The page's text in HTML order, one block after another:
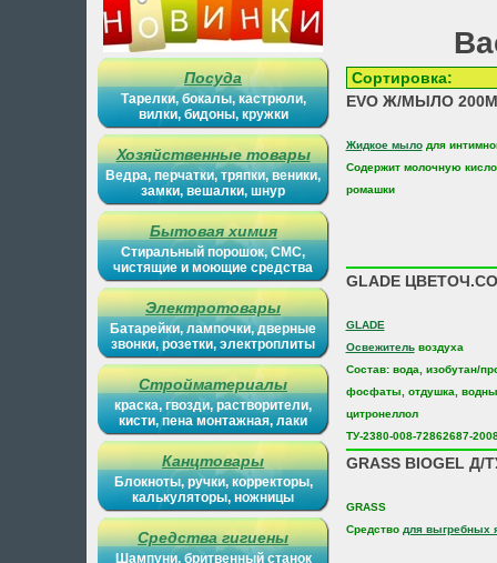
Посуда
Тарелки, бокалы, кастрюли,
вилки, бидоны, кружки
Хозяйственные товары
Ведра, перчатки, тряпки, веники,
замки, вешалки, шнур
Бытовая химия
Стиральный порошок, СМС,
чистящие и моющие средства
Электротовары
Батарейки, лампочки, дверные
звонки, розетки, электроплиты
Стройматериалы
краска, гвозди, растворители,
кисти, пена монтажная, лаки
Канцтовары
Блокноты, ручки, корректоры,
калькуляторы, ножницы
Средства гигиены
Шампуни, бритвенный станок
EVO Ж/МЫЛО
Жидкое мылодля
Содержит молочную
ромашки
GLADE
GLADE
Освежительвоздуха
Состав: вода, изобутан/
фосфаты, отдушка,
цитронеллол
ТУ-2380-008-72862687-
GRASS BIOGEL Д/
GRASS
Средство для выгребных